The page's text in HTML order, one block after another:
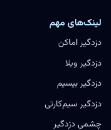
لینک‌های مهم
دزدگیر اماکن
دزدگیر ویلا
دزدگیر بیسیم
دزدگیر سیم‌کارتی
چشمی دزدگیر